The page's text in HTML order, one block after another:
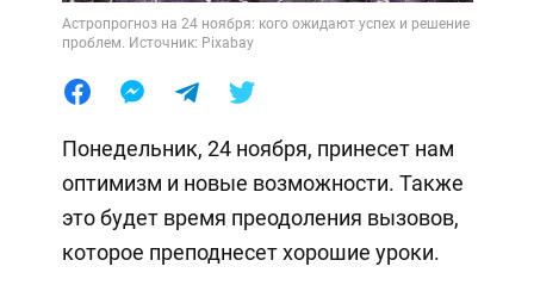
Астропрогноз на 24 ноября: кого ожидают успех и решение
проблем. Источник: Pixabay
Понедельник, 24 ноября, принесет нам
оптимизм и новые возможности. Также
это будет время преодоления вызовов,
которое преподнесет хорошие уроки.